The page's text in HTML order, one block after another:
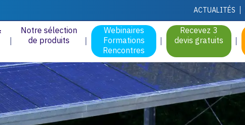
ACTUALITÉS
Notre sélection
de produits
Webinaires
Formations
Rencontres
Recevez 3
devis gratuits